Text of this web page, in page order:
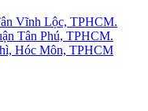
Vĩnh Lộc, TPHCM.
Tân Phú, TPHCM.
Hóc Môn, TPHCM